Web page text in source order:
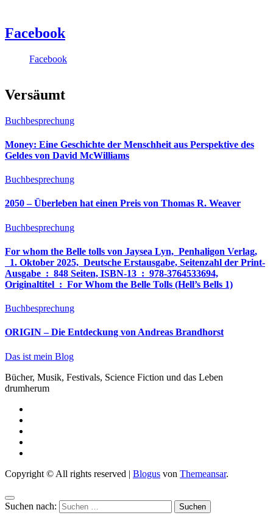
Facebook
Facebook
Versäumt
Buchbesprechung
Money: Eine Geschichte der Menschheit aus Perspektive des
Geldes von David McWilliams
Buchbesprechung
2050 – Überleben hat einen Preis von Thomas R. Weaver
Buchbesprechung
For whom the Belle tolls von Jaysea Lyn, ‎ Penhaligon Verlag,
‎ 1. Oktober 2025, ‎ Deutsche Erstausgabe, Seitenzahl der Print-
Ausgabe ‏ : ‎ 848 Seiten, ISBN-13 ‏ : ‎ 978-3764533694,
Originaltitel ‏ : ‎ For Whom the Belle Tolls (Hell’s Bells 1)
Buchbesprechung
ORIGIN – Die Entdeckung von Andreas Brandhorst
Das ist mein Blog
Bücher, Musik, Festivals, Science Fiction und das Leben
drumherum
Copyright © All rights reserved | Blogus von Themeansar.
Suchen nach: